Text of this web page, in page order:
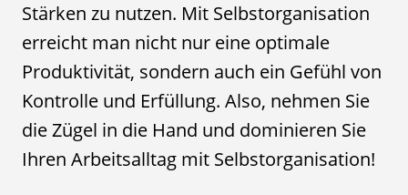
Stärken zu nutzen. Mit Selbstorganisation
erreicht man nicht nur eine optimale
Produktivität, sondern auch ein Gefühl von
Kontrolle und Erfüllung. Also, nehmen Sie
die Zügel in die Hand und dominieren Sie
Ihren Arbeitsalltag mit Selbstorganisation!